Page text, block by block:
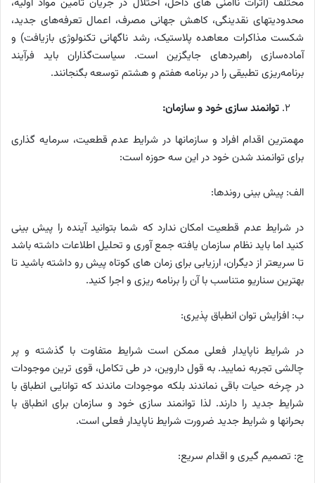
مختلف (اثرات ناامنی های داخل، اختلال در جریان تامین مواد اولیه،
محدودیتهای نقدینگی، کاهش جهانی مصرف، اعمال تعرفه‌های جدید،
شکست مذاکرات معاهده پلاستیک، رشد ناگهانی تکنولوژی بازیافت) و
آماده‌سازی راهبردهای جایگزین است. سیاست‌گذاران باید فرآیند
برنامه‌ریزی تطبیقی را در برنامه هفتم و هشتم توسعه بگنجانند.
توانمند سازی خود و سازمان:
مهمترین اقدام افراد و سازمانها در شرایط عدم قطعیت، سرمایه گذاری
برای توانمند شدن خود در این سه حوزه است:
الف: پیش بینی روندها:
در شرایط عدم قطعیت امکان ندارد که شما بتوانید آینده را پیش بینی
کنید اما باید نظام سازمان یافته جمع آوری و تحلیل اطلاعات داشته باشد
تا سریعتر از دیگران، ارزیابی برای زمان های کوتاه پیش رو داشته باشید تا
بهترین سناریو متناسب با آن را برنامه ریزی و اجرا کنید.
ب: افزایش توان انطباق پذیری:
در شرایط ناپایدار فعلی ممکن است شرایط متفاوت با گذشته و پر
چالشی تجربه نمایید. به قول داروین، در طی تکامل، قوی ترین موجودات
در چرخه حیات باقی نماندند بلکه موجودات ماندند که توانایی انطباق با
شرایط جدید را دارند. لذا توانمند سازی خود و سازمان برای انطباق با
بحرانها و شرایط جدید ضرورت شرایط ناپایدار فعلی است.
ج: تصمیم گیری و اقدام سریع: